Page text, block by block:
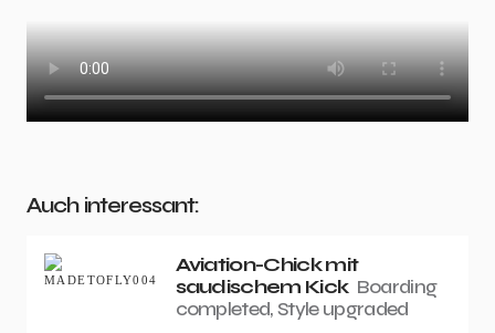
Auch interessant:
Aviation-Chick mit
saudischem Kick Boarding
completed, Style upgraded